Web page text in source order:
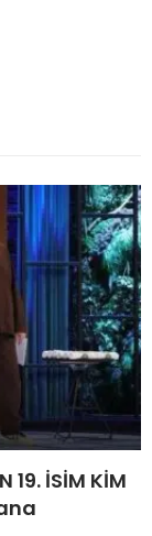
19. İSİM KİM